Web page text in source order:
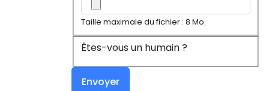
Taille maximale du fichier : 8 Mo.
Êtes-vous un humain ?